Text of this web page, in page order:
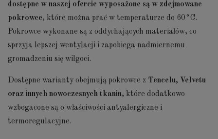
dostępne w naszej ofercie wyposażone są w zdejmowane
pokrowce, które można prać w temperaturze do 60°C.
Pokrowce wykonane są z oddychających materiałów, co
sprzyja lepszej wentylacji i zapobiega nadmiernemu
gromadzeniu się wilgoci.
Dostępne warianty obejmują pokrowce z Tencelu, Velvetu
oraz innych nowoczesnych tkanin, które dodatkowo
wzbogacone są o właściwości antyalergiczne i
termoregulacyjne.